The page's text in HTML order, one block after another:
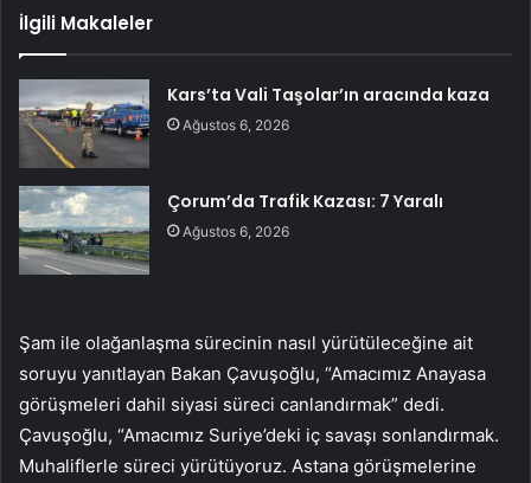
İlgili Makaleler
Kars’ta Vali Taşolar’ın aracında kaza
Ağustos 6, 2026
Çorum’da Trafik Kazası: 7 Yaralı
Ağustos 6, 2026
Şam ile olağanlaşma sürecinin nasıl yürütüleceğine ait
soruyu yanıtlayan Bakan Çavuşoğlu, “Amacımız Anayasa
görüşmeleri dahil siyasi süreci canlandırmak” dedi.
Çavuşoğlu, “Amacımız Suriye’deki iç savaşı sonlandırmak.
Muhaliflerle süreci yürütüyoruz. Astana görüşmelerine